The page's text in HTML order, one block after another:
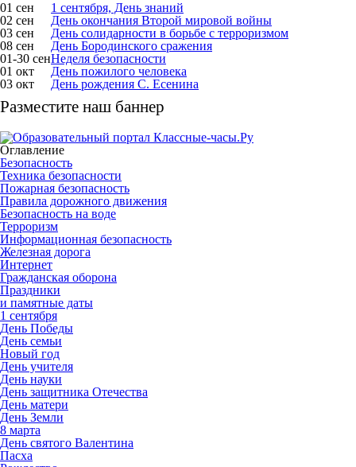
01 сен
1 сентября, День знаний
02 сен
День окончания Второй мировой войны
03 сен
День солидарности в борьбе с терроризмом
08 сен
День Бородинского сражения
01-30 сенНеделя безопасности
01 окт
День пожилого человека
03 окт
День рождения С. Есенина
Разместите наш баннер
Оглавление
Безопасность
Техника безопасности
Пожарная безопасность
Правила дорожного движения
Безопасность на воде
Терроризм
Информационная безопасность
Железная дорога
Интернет
Гражданская оборона
Праздники
и памятные даты
1 сентября
День Победы
День семьи
Новый год
День учителя
День науки
День защитника Отечества
День матери
День Земли
8 марта
День святого Валентина
Пасха